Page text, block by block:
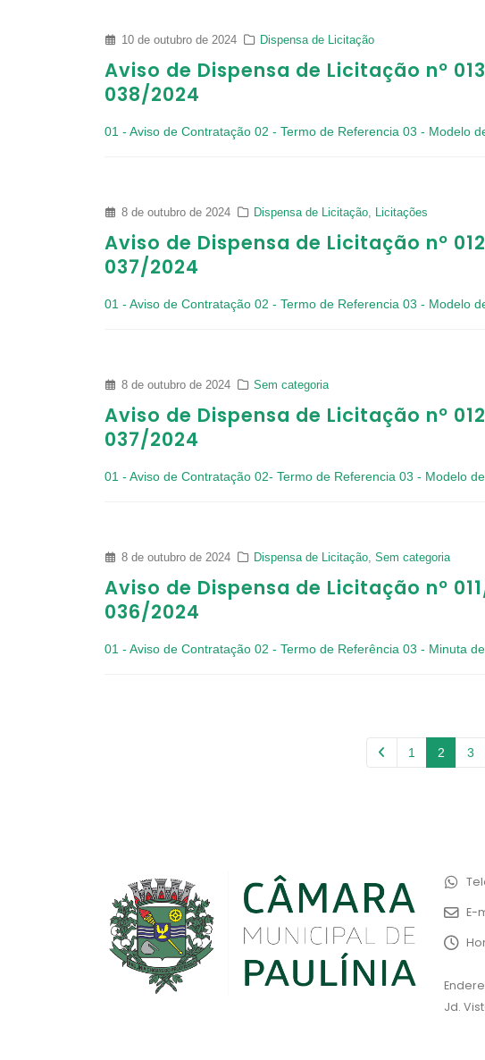
10 de outubro de 2024 Dispensa de Licitação
Aviso de Dispensa de Licitação nº
038/2024
01 - Aviso de Contratação 02 - Termo de Referencia 03 - Modelo
8 de outubro de 2024 Dispensa de Licitação, Licitações
Aviso de Dispensa de Licitação nº
037/2024
01 - Aviso de Contratação 02 - Termo de Referencia 03 - Modelo
8 de outubro de 2024 Sem categoria
Aviso de Dispensa de Licitação nº
037/2024
01 - Aviso de Contratação 02- Termo de Referencia 03 - Modelo
8 de outubro de 2024 Dispensa de Licitação,Sem categoria
Aviso de Dispensa de Licitação nº
036/2024
01 - Aviso de Contratação 02 - Termo de Referência 03 - Minuta
1 2 3
E-
Jd.